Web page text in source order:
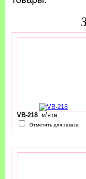
VB-218: м’ята
Отметить для заказа